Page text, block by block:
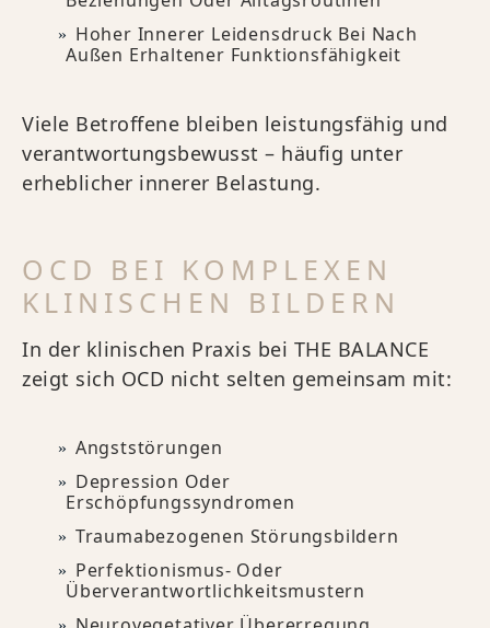
Hoher Innerer Leidensdruck Bei Nach
Außen Erhaltener Funktionsfähigkeit
Viele Betroffene bleiben leistungsfähig und
verantwortungsbewusst – häufig unter
erheblicher innerer Belastung.
OCD BEI KOMPLEXEN
KLINISCHEN BILDERN
In der klinischen Praxis bei THE BALANCE
zeigt sich OCD nicht selten gemeinsam mit:
Angststörungen
Depression Oder
Erschöpfungssyndromen
Traumabezogenen Störungsbildern
Perfektionismus- Oder
Überverantwortlichkeitsmustern